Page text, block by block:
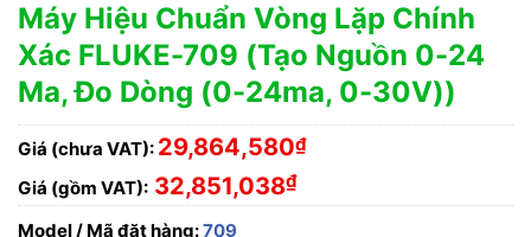
Máy Hiệu Chuẩn Vòng Lặp Chính
Xác FLUKE-709 (Tạo Nguồn 0-24
Ma, Đo Dòng (0-24ma, 0-30V))
Giá (chưa VAT): 29,864,580₫
Giá (gồm VAT): 32,851,038₫
Model / Mã đặt hàng:709